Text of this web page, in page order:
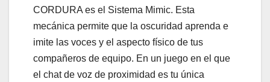
CORDURA es el Sistema Mimic. Esta
mecánica permite que la oscuridad aprenda e
imite las voces y el aspecto físico de tus
compañeros de equipo. En un juego en el que
el chat de voz de proximidad es tu única